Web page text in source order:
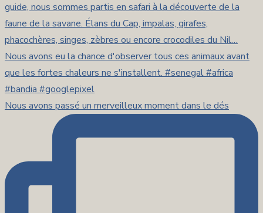
Nous avons passé un merveilleux moment dans le dés